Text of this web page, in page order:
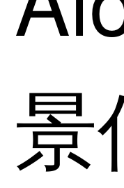
景